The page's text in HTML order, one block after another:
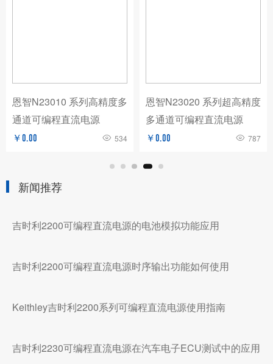
恩智N23010 系列高精度多
通道可编程直流电源
￥0.00 534
恩智N23020 系列超高精度
多通道可编程直流电源
￥0.00 787
新闻推荐
吉时利2200可编程直流电源的电池模拟功能应用
吉时利2200可编程直流电源时序输出功能如何使用
Keithley吉时利2200系列可编程直流电源使用指南
吉时利2230可编程直流电源在汽车电子ECU测试中的应用